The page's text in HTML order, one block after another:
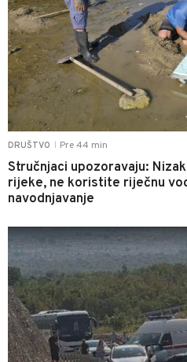
DRUŠTVO Pre 44 min
Stručnjaci upozoravaju:
rijeke, ne koristite riječnu
navodnjavanje